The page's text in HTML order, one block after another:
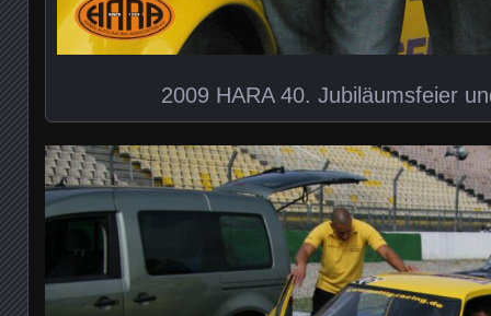
2009 HARA 40. Jubiläumsfeier